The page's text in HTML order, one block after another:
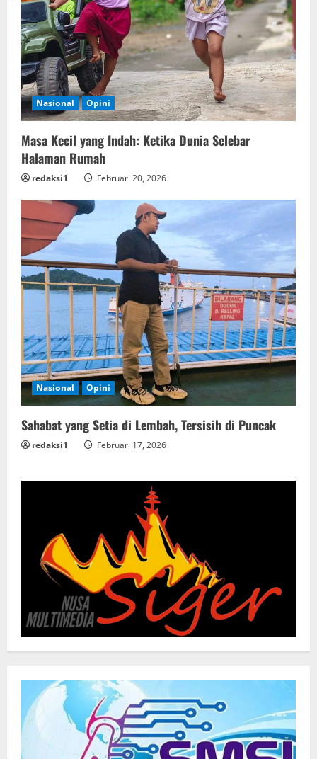
Nasional Opini
Masa Kecil yang Indah: Ketika Dunia Selebar
Halaman Rumah
redaksi1 Februari 20, 2026
Nasional Opini
Sahabat yang Setia di Lembah, Tersisih di Puncak
redaksi1 Februari 17, 2026